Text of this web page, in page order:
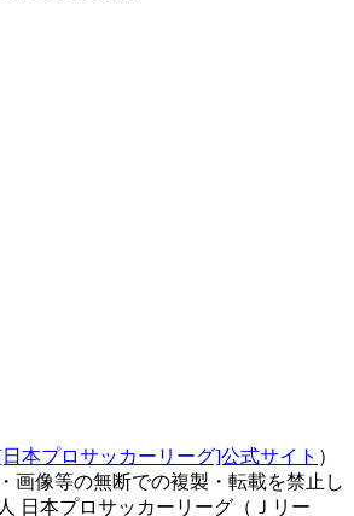
日本プロサッカーリーグ]公式サイト ）
画像等の無断での複製・転載を禁止し
日本プロサッカーリーグ（Ｊリー